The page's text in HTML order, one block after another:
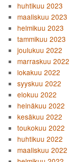
huhtikuu 2023
maaliskuu 2023
helmikuu 2023
tammikuu 2023
joulukuu 2022
marraskuu 2022
lokakuu 2022
syyskuu 2022
elokuu 2022
heinäkuu 2022
kesäkuu 2022
toukokuu 2022
huhtikuu 2022
maaliskuu 2022